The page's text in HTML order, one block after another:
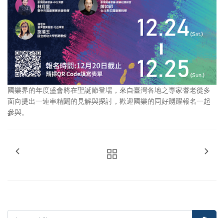
國樂界的年度盛會將在聖誕節登場，來自臺灣各地之專家耆老從多
面向提出一連串精闢的見解與探討，歡迎國樂的同好踴躍報名一起
參與。